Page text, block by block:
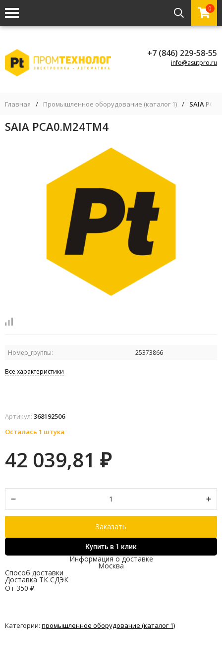
0
+7 (846) 229-58-55
info@asutpro.ru
Главная / Промышленное оборудование (каталог 1) / SAIA
SAIA PCA0.M24TM4
Номер_группы: 25373866
Все характеристики
Артикул: 368192506
Осталась 1 штука
42 039,81 ₽
Заказать
Купить в 1 клик
Информация о доставке
Москва
Способ доставки
Доставка ТК СДЭК
От 350 ₽
Категории: промышленное оборудование (каталог 1)